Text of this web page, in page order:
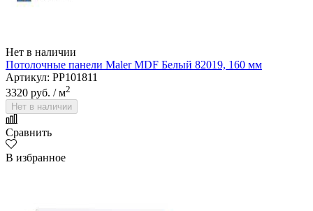
Нет в наличии
Потолочные панели Maler MDF Белый 82019, 160 мм
Артикул: PP101811
3320 руб. / м2
Нет в наличии
Сравнить
В избранное